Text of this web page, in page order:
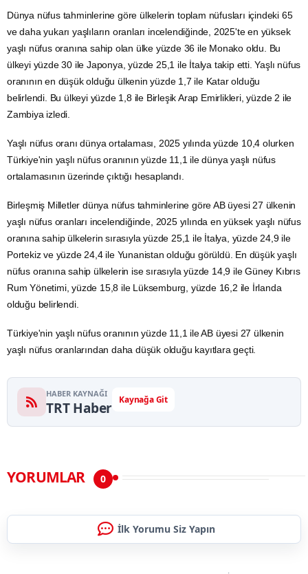
Dünya nüfus tahminlerine göre ülkelerin toplam nüfusları içindeki 65
ve daha yukarı yaşlıların oranları incelendiğinde, 2025'te en yüksek
yaşlı nüfus oranına sahip olan ülke yüzde 36 ile Monako oldu. Bu
ülkeyi yüzde 30 ile Japonya, yüzde 25,1 ile İtalya takip etti. Yaşlı nüfus
oranının en düşük olduğu ülkenin yüzde 1,7 ile Katarolduğu
belirlendi. Bu ülkeyi yüzde 1,8 ile Birleşik Arap Emirlikleri, yüzde 2 ile
Zambiya izledi.
Yaşlı nüfus oranı dünya ortalaması, 2025 yılında yüzde 10,4 olurken
Türkiye'nin yaşlı nüfus oranının yüzde 11,1 ile dünya yaşlı nüfus
ortalamasının üzerinde çıktığı hesaplandı.
Birleşmiş Milletler dünya nüfus tahminlerine göre AB üyesi 27 ülkenin
yaşlı nüfus oranları incelendiğinde, 2025 yılında en yüksek yaşlı nüfus
oranına sahip ülkelerin sırasıyla yüzde 25,1 ile İtalya, yüzde 24,9 ile
Portekiz ve yüzde 24,4 ile Yunanistan olduğu görüldü. En düşük yaşlı
nüfus oranına sahip ülkelerin ise sırasıyla yüzde 14,9 ile Güney Kıbrıs
Rum Yönetimi, yüzde 15,8 ile Lüksemburg, yüzde 16,2 ile İrlanda
olduğu belirlendi.
Türkiye'nin yaşlı nüfus oranının yüzde 11,1 ile AB üyesi 27 ülkenin
yaşlı nüfus oranlarından daha düşük olduğu kayıtlara geçti.
HABER KAYNAĞI
TRT Haber Kaynağa Git
YORUMLAR 0
İlk Yorumu Siz Yapın